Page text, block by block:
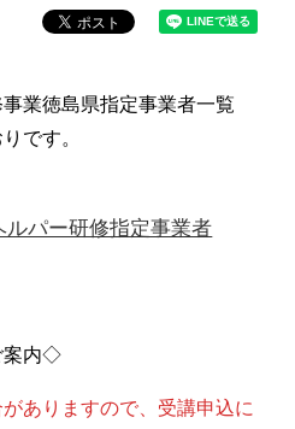
業徳島県指定事業者一覧
です。
ルパー研修指定事業者
案内◇
ありますので、受講申込に